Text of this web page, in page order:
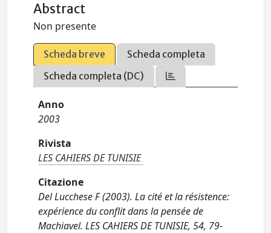
Abstract
Non presente
Scheda breve
Scheda completa
Scheda completa (DC)
Anno
2003
Rivista
LES CAHIERS DE TUNISIE
Citazione
Del Lucchese F (2003). La cité et la résistence:
expérience du conflit dans la pensée de
Machiavel. LES CAHIERS DE TUNISIE, 54, 79-